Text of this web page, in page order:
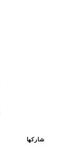
شاركها